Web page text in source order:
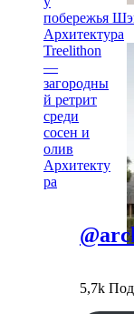
побережья
Архитектура
Treelithon
—
загородны
й ретрит
среди
сосен и
олив
Архитекту
ра
5,7k